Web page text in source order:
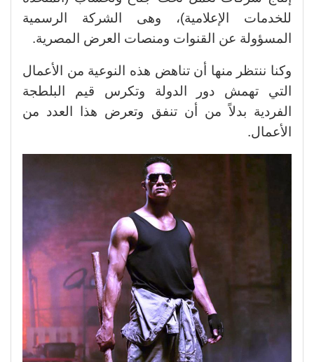
للخدمات الإعلامية)، وهى الشركة الرسمية
المسؤولة عن القنوات ومنصات العرض المصرية.
وكنا ننتظر منها أن تناهض هذه النوعية من الأعمال
التي تهمش دور الدولة وتكرس قيم البلطجة
الفردية بدلاً من أن تنفق وتعرض هذا العدد من
الأعمال.